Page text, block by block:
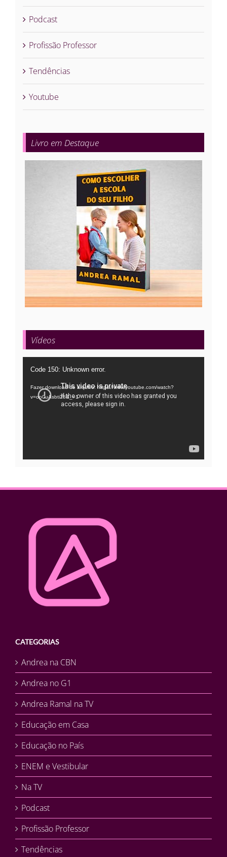
Podcast
Profissão Professor
Tendências
Youtube
Livro em Destaque
Vídeos
Tocador
vídeo
Code 150: Unknown error.
Fazer download do arquivo: https://www.youtube.com/watch?
v=oo0uAsbti28&_=1
CATEGORIAS
Andrea na CBN
Andrea no G1
Andrea Ramal na TV
Educação em Casa
Educação no País
ENEM e Vestibular
Na TV
Podcast
Profissão Professor
Tendências